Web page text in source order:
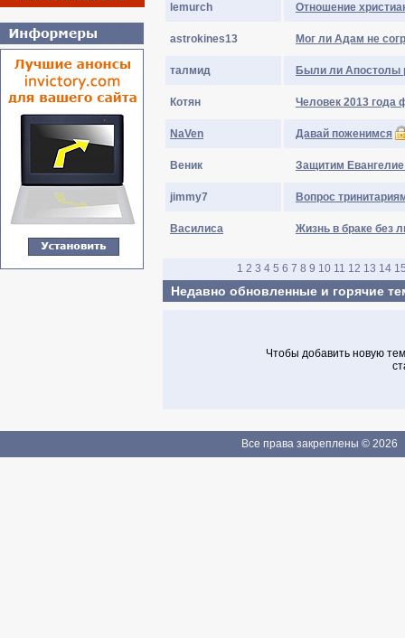
lemurch Отношение
astrokines13 Мог ли Адам не
талмид Были ли Апостолы
Котян Человек 2013 года
NaVen Давай поженимся
Веник Защитим
jimmy7 Вопрос
Василиса Жизнь в браке без
1 2 3 4 5 6 7 8 9 10 11 12 13 14
Недавно обновленные и горячие
Чтобы добавить новую
Все права закреплены © 2026